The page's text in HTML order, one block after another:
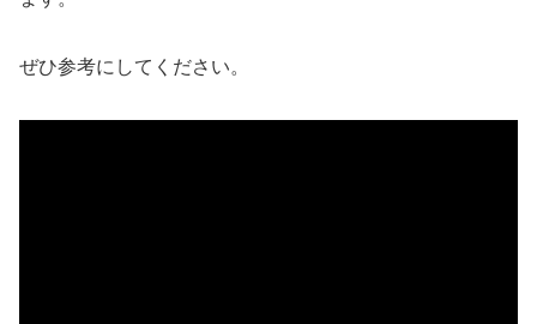
ぜひ参考にしてください。